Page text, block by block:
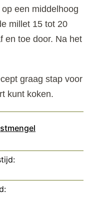
een middelhoog
millet 15 tot 20
en toe door. Na het
graag stap voor
kunt koken.